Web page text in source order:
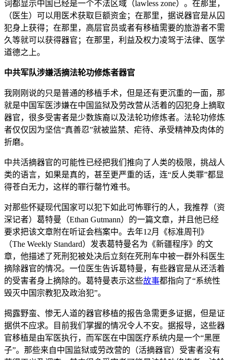
词都显示中国已经是一个不法区域（lawless zone）。在那里，
（医生）可以用医术获取巨额资金；在那里，据说器官是从囚
犯身上获得；在那里，高层官员或者有移植需要的旅游者不需
久等就可以获得器官；在那里，利益及权力凌驾于法律、医学
道德之上。
中共军队涉嫌活摘法轮功修炼者器官
我刚刚说的只是普通的移植手术，但是还有更沉重的一面，那
就是中国军医涉嫌在中国监狱及劳改营从活着的囚犯身上摘取
器官，很多受害者是少数族裔以及法轮功修炼者。法轮功修炼
者仅仅因为坚信“真善忍”就被监禁、疟待、承受精神及肉体的
折磨。
中共活摘器官的可能性已经把我们推向了人类的极限，挑战人
类的语言，如果是真的，甚至更严重的话，连“反人类罪”都显
得苍白无力，这样的罪行罄竹难书。
对那些怀疑现代国家可以犯下如此可怖罪行的人，我推荐（资
深记者）葛特曼（Ethan Gutmann）的一篇文章，并且他已经
要求把该文章附在听证会档案中。去年12月《标准周刊》
（The Weekly Standard）发表葛特曼名为《新疆程序》的文
章，他描述了死刑犯被处决后立刻在死刑车中被一群外科医生
摘除器官的情况。一位医生告诉葛特曼，有些器官是从还活着
的受害者身上摘除的。葛特曼表示这些故事都指向了“系统性
毁灭中国宗教犯及政治犯”。
揭露野蛮、惨无人道的器官移植的报告急需更多证据，但是证
据供不应求。目前我们掌握的情况令人不安。据报导，这些器
官移植是由军医执行，而军医在中国医疗系统内是一个“黑匣
子”。那些来自中国监狱或劳改营的（活摘器官）受害者没有